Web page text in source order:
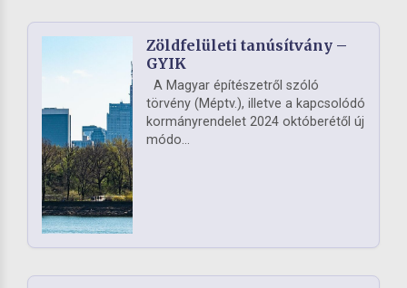
Zöldfelületi tanúsítvány –
GYIK
A Magyar építészetről szóló
törvény (Méptv.), illetve a kapcsolódó
kormányrendelet 2024 októberétől új
módo...